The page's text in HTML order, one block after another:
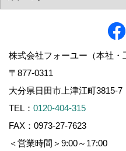
株式会社フォーユー（本社・
〒877-0311
大分県日田市上津江町3815-7
TEL： 0120-404-315
FAX：0973-27-7623
＜営業時間＞9:00～17:00